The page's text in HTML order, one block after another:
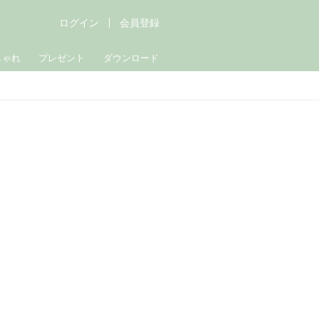
ゃれ プレゼント ダウンロード
ログイン 会員登録